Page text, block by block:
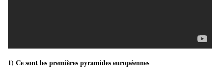
1) Ce sont les premières pyramides européennes